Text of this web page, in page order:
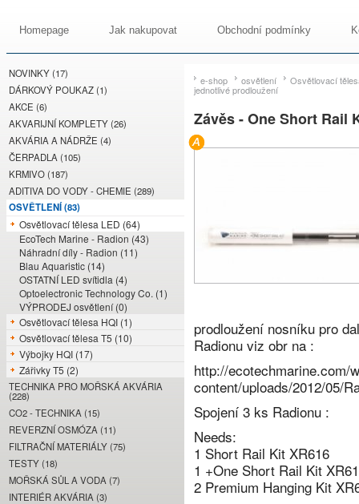
Homepage Jak nakupovat Obchodní podmínky
NOVINKY (17)
DÁRKOVÝ POUKAZ (1)
AKCE (6)
AKVARIJNÍ KOMPLETY (26)
AKVÁRIA A NÁDRŽE (4)
ČERPADLA (105)
KRMIVO (187)
ADITIVA DO VODY - CHEMIE (289)
OSVĚTLENÍ (83)
Osvětlovací tělesa LED (64)
EcoTech Marine - Radion (43)
Náhradní díly - Radion (11)
Blau Aquaristic (14)
OSTATNÍ LED svítidla (4)
Optoelectronic Technology Co. (1)
VÝPRODEJ osvětlení (0)
Osvětlovací tělesa HQI (1)
Osvětlovací tělesa T5 (10)
Výbojky HQI (17)
Zářivky T5 (2)
TECHNIKA PRO MOŘSKÁ AKVÁRIA
(228)
CO2 - TECHNIKA (15)
REVERZNÍ OSMÓZA (11)
FILTRAČNÍ MATERIÁLY (75)
TESTY (18)
MOŘSKÁ SŮL A VODA (7)
INTERIÉR AKVÁRIA (3)
e-shop osvětlení Osvětlovací
jednotlivé prodloužení
Závěs - One Short Rail
prodloužení nosníku pro
Radionu viz obr na :
http://ecotechmarine.com/
content/uploads/2012/05/
Spojení 3 ks Radionu :
Needs:
1 Short Rail Kit XR616
1 +One Short Rail Kit
2 Premium Hanging Kit